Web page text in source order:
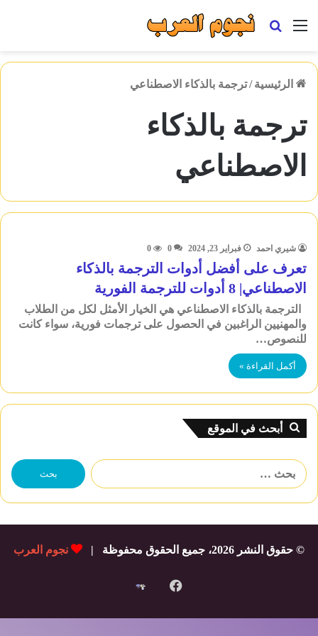
القائمة بحث
الرئيسية /ترجمة بالذكاء الاصطناعي
ترجمة بالذكاء
الاصطناعي
شيري احمد فبراير 23, 2024 0
0
تعرف على أفضل أدوات الترجمة بالذكاء
الاصطناعي| 8 أدوات للترجمة الفورية
الترجمة بالذكاء الاصطناعي هي الخيار الأمثل لكل من الطلاب
والمهنيين الراغبين في الحصول على ترجمات فورية، سواء كانت
للنصوص…
أكمل القراءة »
أبحث في الموقع
البحث
عن:
© حقوق النشر 2026، جميع الحقوق محفوظة | نجوم العرب
فيسبوك
نجوم